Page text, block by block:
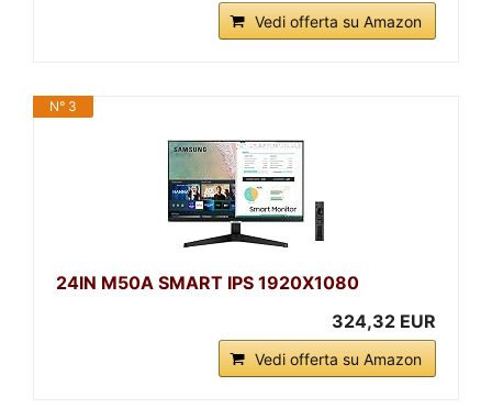
Vedi offerta su Amazon
N° 3
24IN M50A SMART IPS 1920X1080
324,32 EUR
Vedi offerta su Amazon